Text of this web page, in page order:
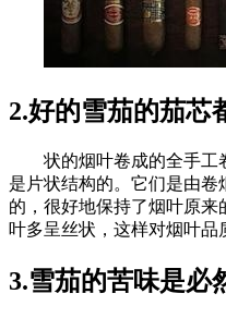
2.好的雪茄的茄芯
状的烟叶卷成的全手工
是片状结构的。它们是由
的，很好地保持了烟叶原
叶多呈丝状，这样对烟叶品
3.雪茄的苦味是必